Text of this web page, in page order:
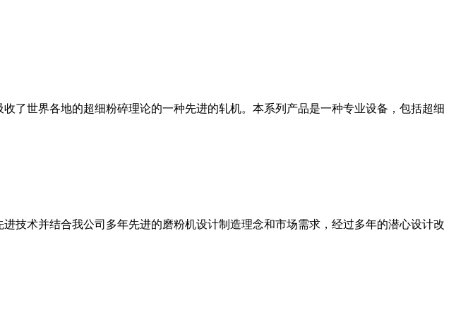
了世界各地的超细粉碎理论的一种先进的轧机。本系列产品是一种专业设备，包括超细
技术并结合我公司多年先进的磨粉机设计制造理念和市场需求，经过多年的潜心设计改